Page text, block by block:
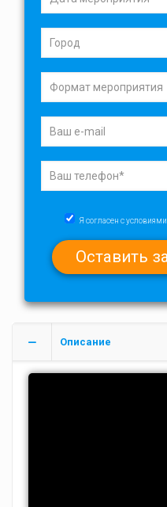
Я согласен с условиями
Описание